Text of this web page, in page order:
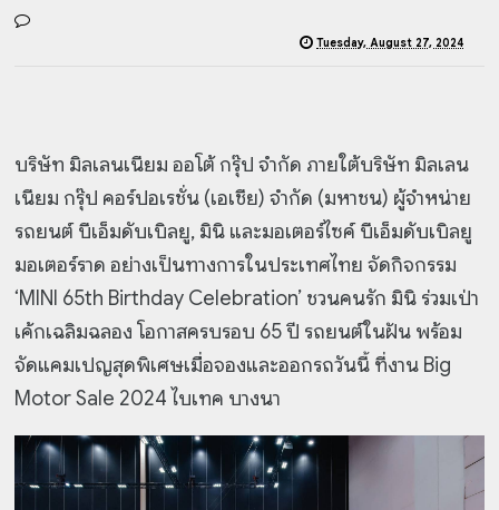
Tuesday, August 27, 2024
บริษัท มิลเลนเนียม ออโต้ กรุ๊ป จำกัด ภายใต้บริษัท มิลเลน
เนียม กรุ๊ป คอร์ปอเรชั่น (เอเชีย) จำกัด (มหาชน) ผู้จำหน่าย
รถยนต์ บีเอ็มดับเบิลยู, มินิ และมอเตอร์ไซค์ บีเอ็มดับเบิลยู
มอเตอร์ราด อย่างเป็นทางการในประเทศไทย จัดกิจกรรม
‘MINI 65th Birthday Celebration’ ชวนคนรัก มินิ ร่วมเป่า
เค้กเฉลิมฉลอง โอกาสครบรอบ 65 ปี รถยนต์ในฝัน พร้อม
จัดแคมเปญสุดพิเศษเมื่อจองและออกรถวันนี้ ที่งาน Big
Motor Sale 2024 ไบเทค บางนา